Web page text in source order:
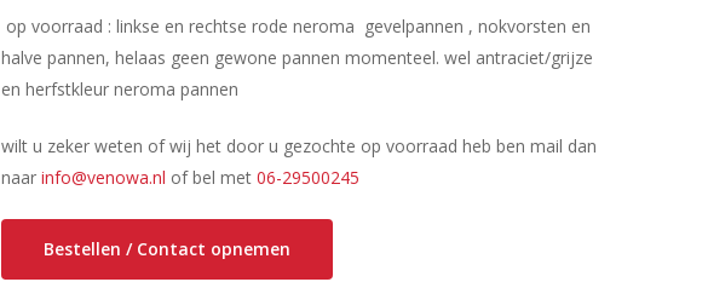
op voorraad : linkse en rechtse rode neroma gevelpannen , nokvorsten en
halve pannen, helaas geen gewone pannen momenteel. wel antraciet/grijze
en herfstkleur neroma pannen
wilt u zeker weten of wij het door u gezochte op voorraad heb ben mail dan
naarinfo@venowa.nl of bel met06-29500245
Bestellen / Contact opnemen